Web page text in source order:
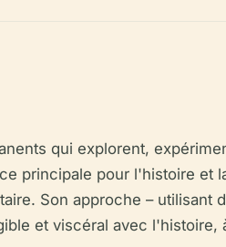
qui explorent,
principale pour l'histoire et
Son approche – utilisant
et viscéral avec